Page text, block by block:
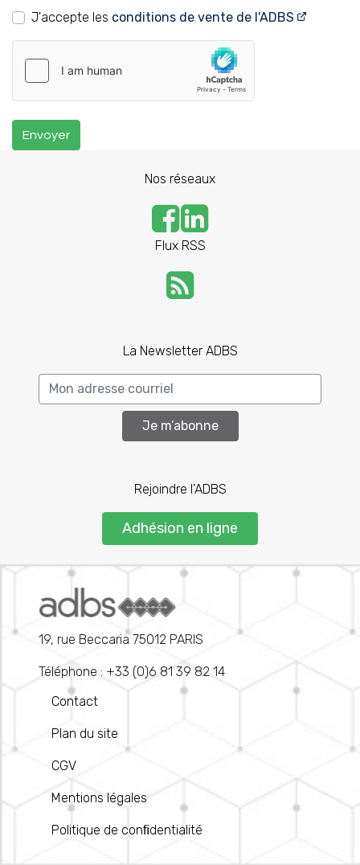
J'accepte les conditions de vente de l'ADBS
Envoyer
Nos réseaux
Flux RSS
La Newsletter ADBS
Je m’abonne
Rejoindre l’ADBS
Adhésion en ligne
19, rue Beccaria 75012 PARIS
Téléphone : +33 (0)6 81 39 82 14
Contact
Plan du site
CGV
Mentions légales
Politique de conﬁdentialité